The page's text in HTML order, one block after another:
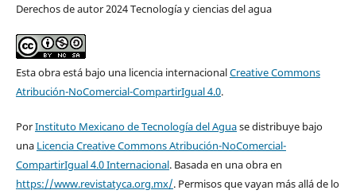
Derechos de autor 2024 Tecnología y ciencias del agua
Esta obra está bajo una licencia internacionalCreative Commons
Atribución-NoComercial-CompartirIgual 4.0.
PorInstituto Mexicano de Tecnología del Aguase distribuye bajo
una Licencia Creative Commons Atribución-NoComercial-
CompartirIgual 4.0 Internacional. Basada en una obra en
https://www.revistatyca.org.mx/. Permisos que vayan más allá de lo